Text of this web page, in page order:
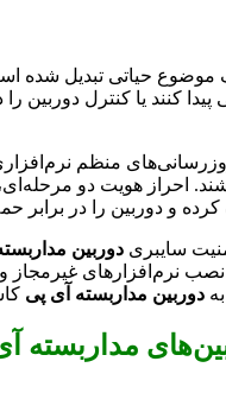
موضوع حیاتی تبدیل شده
کنند یا کنترل دوربین
منظم
احراز هویت دو
و دوربین را در برابر
سایبری دوربین
نرم‌افزارهای
دوربین مداربسته آی پی
مداربسته